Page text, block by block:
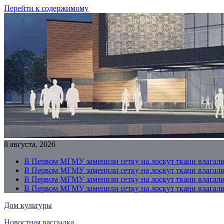
Перейти к содержимому
8 августа, 2026
В Первом МГМУ заменили сетку на лоскут ткани
В Первом МГМУ заменили сетку на лоскут ткани
В Первом МГМУ заменили сетку на лоскут ткани
В Первом МГМУ заменили сетку на лоскут ткани
Дом культуры
Новостная рассылка